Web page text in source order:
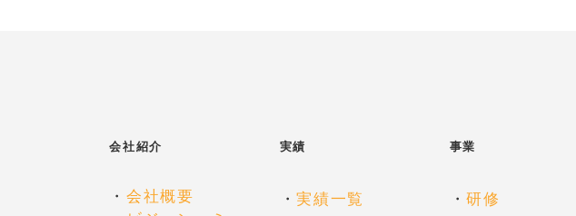
会社紹介
・会社概要
実績
・実績一覧
事業
・研修